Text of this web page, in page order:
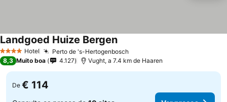
4 EstrelasHotel Perto de 's-Hertogenbosch
Landgoed Huize Bergen
8,3 Muito boa 4.127 Vught, a 7.4 km de Haaren
De € 114